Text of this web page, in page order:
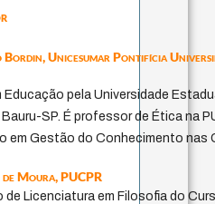
Bordin,Unicesumar Pontifícia
pela Universidade
SP. É professor de Ética na
em Gestão do Conhecimento nas
de Moura,PUCPR
de Licenciatura em Filosofia do